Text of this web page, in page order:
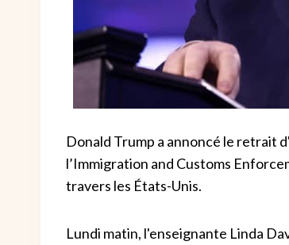
Donald Trump a annoncé le retrait
l’Immigration and Customs
travers les États-Unis.
Lundi matin, l'enseignante Linda